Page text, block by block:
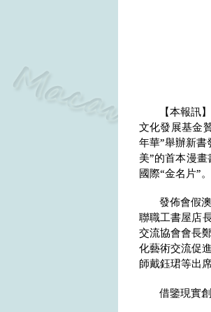
【本報訊
文化發展基金
年華”舉辦新
美”的首本漫
國際“金名片”。
發佈會假
聯職工書屋店
交流協會會長
化藝術交流促
師戴鈺珺等出
借鑒現實